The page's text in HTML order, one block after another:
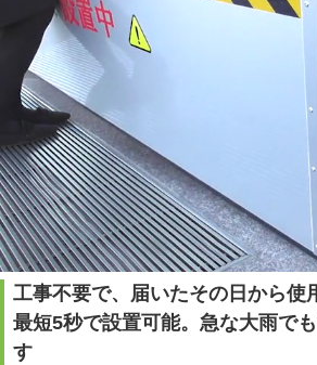
工事不要で、届いたその日から使
最短5秒で設置可能。急な大雨で
す